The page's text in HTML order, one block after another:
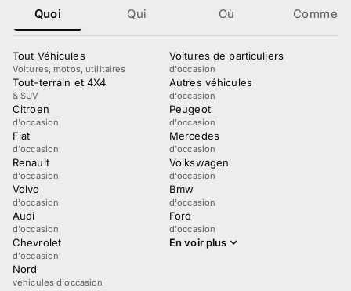
Quoi Qui Où Comment
Tout Véhicules
Voitures, motos, utilitaires
Voitures de particuliers
d'occasion
Tout-terrain et 4X4
& SUV
Autres véhicules
d'occasion
Citroen
d'occasion
Peugeot
d'occasion
Fiat
d'occasion
Mercedes
d'occasion
Renault
d'occasion
Volkswagen
d'occasion
Volvo
d'occasion
Bmw
d'occasion
Audi
d'occasion
Ford
d'occasion
Chevrolet
d'occasion
En voir plus
Nord
véhicules d'occasion